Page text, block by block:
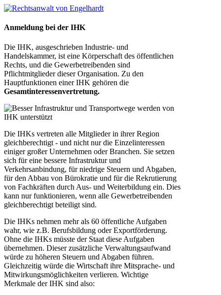
Anmeldung bei der IHK
Die IHK, ausgeschrieben Industrie- und
Handelskammer, ist eine Körperschaft des öffentlichen
Rechts, und die Gewerbetreibenden sind
Pflichtmitglieder dieser Organisation. Zu den
Hauptfunktionen einer IHK gehören die
Gesamtinteressenvertretung.
Die IHKs vertreten alle Mitglieder in ihrer Region
gleichberechtigt - und nicht nur die Einzelinteressen
einiger großer Unternehmen oder Branchen. Sie setzen
sich für eine bessere Infrastruktur und
Verkehrsanbindung, für niedrige Steuern und Abgaben,
für den Abbau von Bürokratie und für die Rekrutierung
von Fachkräften durch Aus- und Weiterbildung ein. Dies
kann nur funktionieren, wenn alle Gewerbetreibenden
gleichberechtigt beteiligt sind.
Die IHKs nehmen mehr als 60 öffentliche Aufgaben
wahr, wie z.B. Berufsbildung oder Exportförderung.
Ohne die IHKs müsste der Staat diese Aufgaben
übernehmen. Dieser zusätzliche Verwaltungsaufwand
würde zu höheren Steuern und Abgaben führen.
Gleichzeitig würde die Wirtschaft ihre Mitsprache- und
Mitwirkungsmöglichkeiten verlieren. Wichtige
Merkmale der IHK sind also: